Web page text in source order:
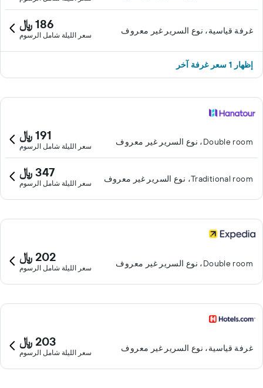
غرفة قياسية، نوع السرير غير معروف 186 ﷼
سعر الليلة شامل الرسوم
إظهار 1 سعر غرفة آخر
Double room، نوع السرير غير معروف 191 ﷼
سعر الليلة شامل الرسوم
Traditional room، نوع السرير غير معروف 347 ﷼
سعر الليلة شامل الرسوم
Double room، نوع السرير غير معروف 202 ﷼
سعر الليلة شامل الرسوم
غرفة قياسية، نوع السرير غير معروف 203 ﷼
سعر الليلة شامل الرسوم